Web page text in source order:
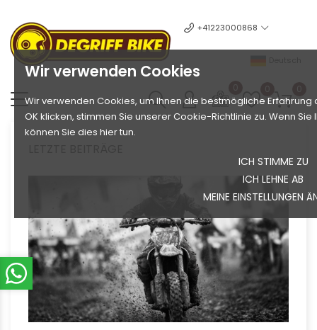
Wir verwenden Cookies
Wir verwenden Cookies, um Ihnen die bestmögliche
OK klicken, stimmen Sie unserer Cookie-Richtlinie zu. Wenn
können Sie dies hier tun.
ICH STIMME ZU
ICH LEHNE AB
MEINE EINSTELLUNGEN
+41223000868